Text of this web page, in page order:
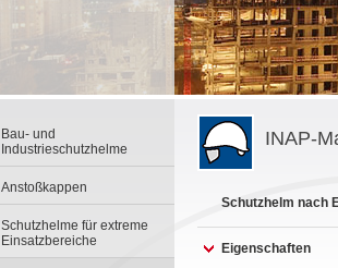
Bau- und
Industrieschutzhelme
Anstoßkappen
Schutzhelme für extreme
Einsatzbereiche
INAP-
Schutzhelm nach
Eigenschaften